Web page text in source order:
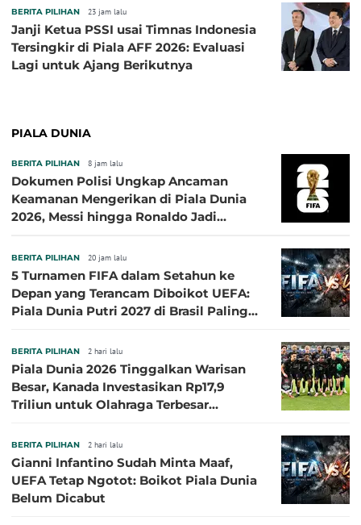
BERITA PILIHAN 23 jam lalu
Janji Ketua PSSI usai Timnas Indonesia
Tersingkir di Piala AFF 2026: Evaluasi
Lagi untuk Ajang Berikutnya
PIALA DUNIA
BERITA PILIHAN 8 jam lalu
Dokumen Polisi Ungkap Ancaman
Keamanan Mengerikan di Piala Dunia
2026, Messi hingga Ronaldo Jadi
BERITA PILIHAN 20 jam lalu
5 Turnamen FIFA dalam Setahun ke
Depan yang Terancam Diboikot UEFA:
Piala Dunia Putri 2027 di Brasil Paling
BERITA PILIHAN 2 hari lalu
Piala Dunia 2026 Tinggalkan Warisan
Besar, Kanada Investasikan Rp17,9
Triliun untuk Olahraga Terbesar
BERITA PILIHAN 2 hari lalu
Gianni Infantino Sudah Minta Maaf,
UEFA Tetap Ngotot: Boikot Piala Dunia
Belum Dicabut